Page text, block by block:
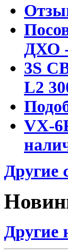
ДХО -
3S
L2
VX-
Другие
Другие